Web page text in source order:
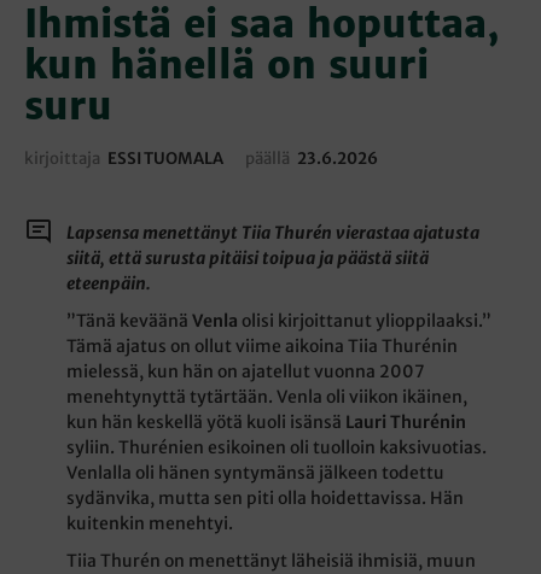
Ihmistä ei saa hoputtaa,
kun hänellä on suuri
suru
kirjoittaja ESSI TUOMALA päällä 23.6.2026
Lapsensa menettänyt Tiia Thurén vierastaa ajatusta
siitä, että surusta pitäisi toipua ja päästä siitä
eteenpäin.
”Tänä keväänäVenla olisi kirjoittanut ylioppilaaksi.”
Tämä ajatus on ollut viime aikoina Tiia Thurénin
mielessä, kun hän on ajatellut vuonna 2007
menehtynyttä tytärtään. Venla oli viikon ikäinen,
kun hän keskellä yötä kuoli isänsä Lauri Thurénin
syliin. Thurénien esikoinen oli tuolloin kaksivuotias.
Venlalla oli hänen syntymänsä jälkeen todettu
sydänvika, mutta sen piti olla hoidettavissa. Hän
kuitenkin menehtyi.
Tiia Thurén on menettänyt läheisiä ihmisiä, muun